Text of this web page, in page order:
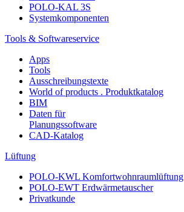
POLO-KAL 3S
Systemkomponenten
Tools & Softwareservice
Apps
Tools
Ausschreibungstexte
World of products . Produktkatalog
BIM
Daten für
Planungssoftware
CAD-Katalog
Lüftung
POLO-KWL Komfortwohnraumlüftung
POLO-EWT Erdwärmetauscher
Privatkunde